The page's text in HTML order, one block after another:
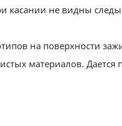
касании не видны
на поверхности
материалов.